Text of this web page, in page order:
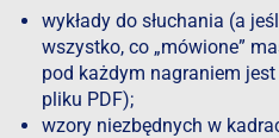
wykłady do słuchania (a
wszystko, co „mówione”
pod każdym nagraniem
pliku PDF);
wzory niezbędnych w